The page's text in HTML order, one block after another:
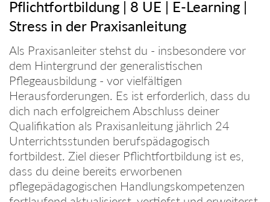
Pflichtfortbildung | 8 UE | E-Learning |
Stress in der Praxisanleitung
Als Praxisanleiter stehst du - insbesondere vor
dem Hintergrund der generalistischen
Pflegeausbildung - vor vielfältigen
Herausforderungen. Es ist erforderlich, dass du
dich nach erfolgreichem Abschluss deiner
Qualifikation als Praxisanleitung jährlich 24
Unterrichtsstunden berufspädagogisch
fortbildest. Ziel dieser Pflichtfortbildung ist es,
dass du deine bereits erworbenen
pflegepädagogischen Handlungskompetenzen